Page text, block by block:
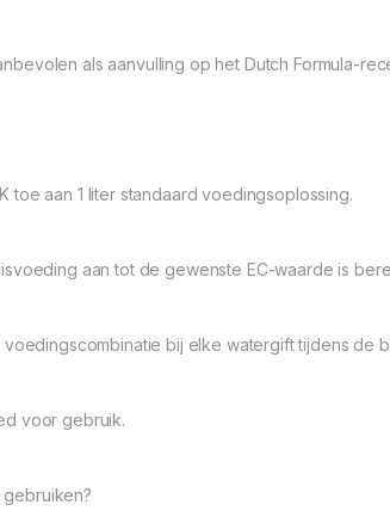
als aanvulling op het Dutch Formula-
toe aan 1 liter standaard voedingsoplossing.
aan tot de gewenste EC-waarde is
bij elke watergift tijdens de
voor gebruik.
gebruiken?